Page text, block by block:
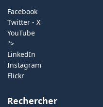
Facebook
Twitter - X
YouTube
">
LinkedIn
Instagram
Flickr
Rechercher